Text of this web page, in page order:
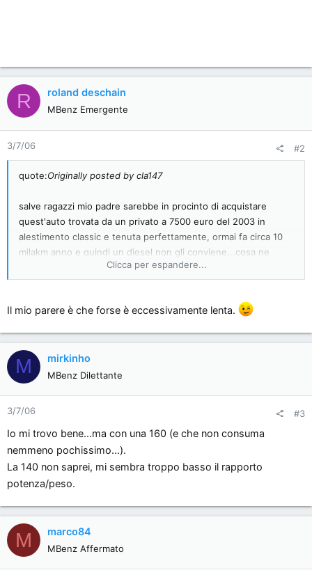
R roland deschain
MBenz Emergente
3/7/06 #2
quote:Originally posted by cla147
salve ragazzi mio padre sarebbe in procinto di acquistare
quest'auto trovata da un privato a 7500 euro del 2003 in
alestimento classic e tenuta perfettamente, ormai fa circa 10
milakm anno e quindi un diesel non gli conviene...cosa ne
pensate? mi sapete dire pregi e difetti, il motore ha la cinghia
o la catena di distribuzione? le prestazioni sono pessime o
risentirci...
Clicca per espandere...
Il mio parere è che forse è eccessivamente lenta.
M mirkinho
MBenz Dilettante
3/7/06 #3
Io mi trovo bene...ma con una 160 (e che non consuma
nemmeno pochissimo...).
La 140 non saprei, mi sembra troppo basso il rapporto
potenza/peso.
M marco84
MBenz Affermato